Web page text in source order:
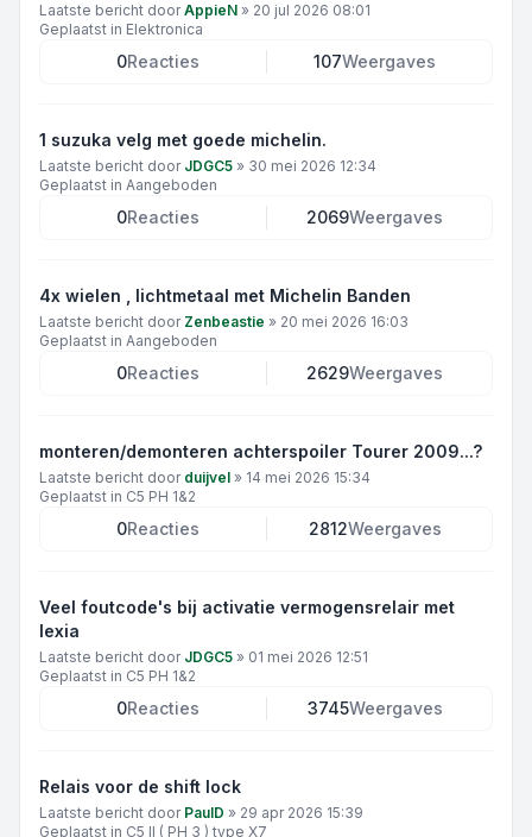
Laatste bericht doorAppieN » 20 jul 2026 08:01
Geplaatst in Elektronica
0Reacties 107Weergaves
1 suzuka velg met goede michelin.
Laatste bericht door JDGC5 » 30 mei 2026 12:34
Geplaatst in Aangeboden
0Reacties 2069Weergaves
4x wielen , lichtmetaal met Michelin Banden
Laatste bericht door Zenbeastie » 20 mei 2026 16:03
Geplaatst in Aangeboden
0Reacties 2629Weergaves
monteren/demonteren achterspoiler Tourer 2009...?
Laatste bericht door duijvel » 14 mei 2026 15:34
Geplaatst in C5 PH 1&2
0Reacties 2812Weergaves
Veel foutcode's bij activatie vermogensrelair met
lexia
Laatste bericht door JDGC5 » 01 mei 2026 12:51
Geplaatst in C5 PH 1&2
0Reacties 3745Weergaves
Relais voor de shift lock
Laatste bericht door PaulD » 29 apr 2026 15:39
Geplaatst in C5 II ( PH 3 ) type X7